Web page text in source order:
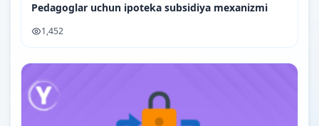
Pedagoglar uchun ipoteka subsidiya mexanizmi
1,452